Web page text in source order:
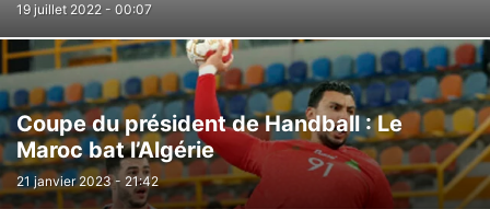
19 juillet 2022 - 00:07
Coupe du président de Handball : Le
Maroc bat l’Algérie
21 janvier 2023 - 21:42